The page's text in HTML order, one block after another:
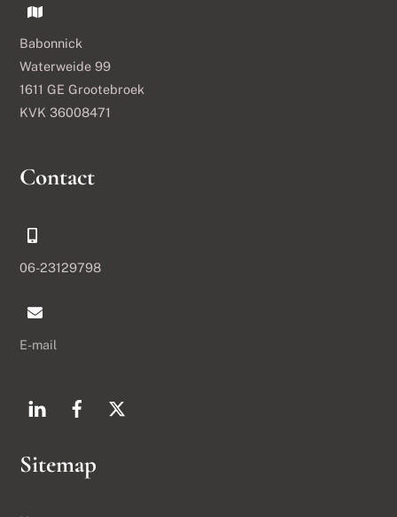
Babonnick
Waterweide 99
1611 GE Grootebroek
KVK 36008471
Contact
06-23129798
E-mail
Sitemap